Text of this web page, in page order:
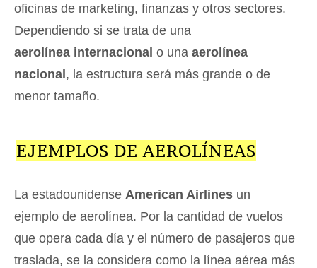
oficinas de marketing, finanzas y otros sectores.
Dependiendo si se trata de una
aerolínea internacional o una aerolínea
nacional, la estructura será más grande o de
menor tamaño.
EJEMPLOS DE AEROLÍNEAS
La estadounidense American Airlines un
ejemplo de aerolínea. Por la cantidad de vuelos
que opera cada día y el número de pasajeros que
traslada, se la considera como la línea aérea más